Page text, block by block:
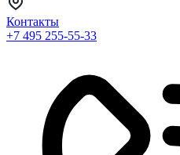
Контакты
+7 495 255-55-33